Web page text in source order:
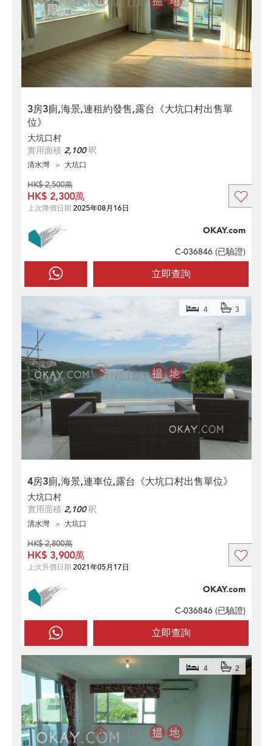
3房3廁,海景,連租約發售,露台《大坑口村出售單
位》
大坑口村
實用面積 2,100呎
清水灣 大坑口
立即查詢
OKAY.com
C-036846 (已驗證)
HK$ 2,500萬
HK$ 2,300萬
上次降價日期 2025年08月16日
4房3廁,海景,連車位,露台《大坑口村出售單位》
4 3
大坑口村
實用面積 2,100呎
清水灣 大坑口
立即查詢
OKAY.com
C-036846 (已驗證)
HK$ 2,800萬
HK$ 3,900萬
上次升價日期 2021年05月17日
4 2